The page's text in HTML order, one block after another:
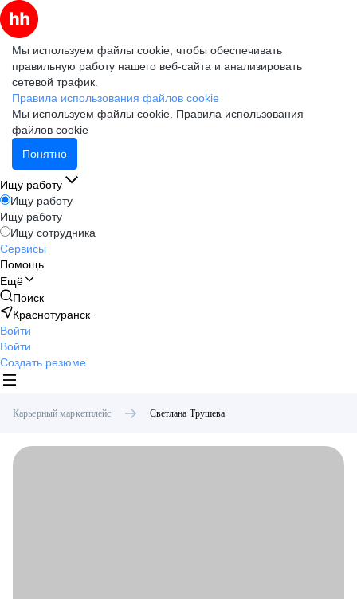
Мы используем файлы cookie, чтобы обеспечивать
правильную работу нашего веб-сайта и анализировать
сетевой трафик.
Правила использования файлов cookie
Мы используем файлы cookie. Правила использования
файлов cookie
Понятно
Ищу работу
Ищу работу
Ищу работу
Ищу сотрудника
Сервисы
Помощь
Ещё
Поиск
Краснотуранск
Войти
Войти
Создать резюме
Карьерный маркетплейс Светлана Трушева